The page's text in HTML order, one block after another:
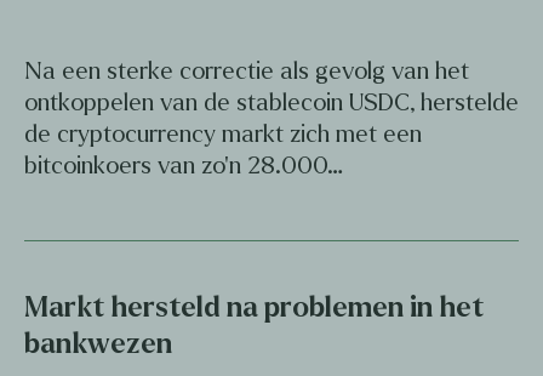
Na een sterke correctie als gevolg van het
ontkoppelen van de stablecoin USDC, herstelde
de cryptocurrency markt zich met een
bitcoinkoers van zo'n 28.000…
Markt hersteld na problemen in het
bankwezen